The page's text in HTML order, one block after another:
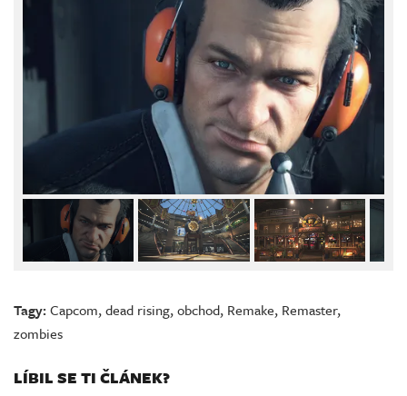
Tagy:Capcom,dead rising,obchod, Remake, Remaster,
zombies
LÍBIL SE TI ČLÁNEK?